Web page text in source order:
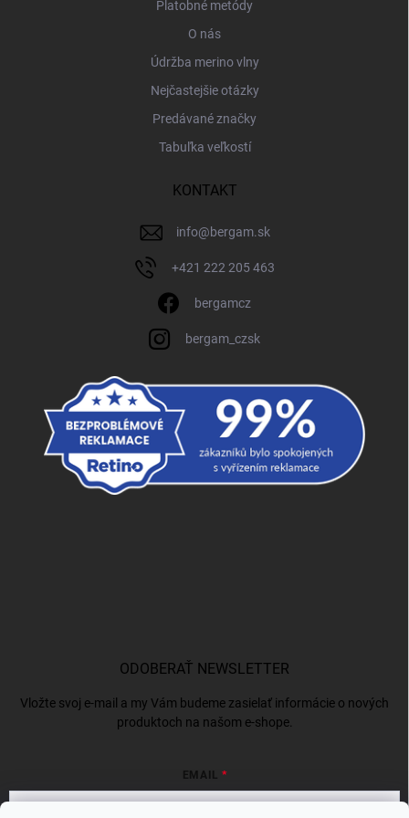
Platobné metódy
O nás
Údržba merino vlny
Nejčastejšie otázky
Predávané značky
Tabuľka veľkostí
KONTAKT
info@bergam.sk
+421 222 205 463
bergamcz
bergam_czsk
ODOBERAŤ NEWSLETTER
Vložte svoj e-mail a my Vám budeme zasielať informácie o nových
produktoch na našom e-shope.
EMAIL